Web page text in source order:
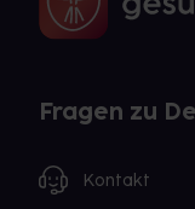
Fragen zu
Kontakt